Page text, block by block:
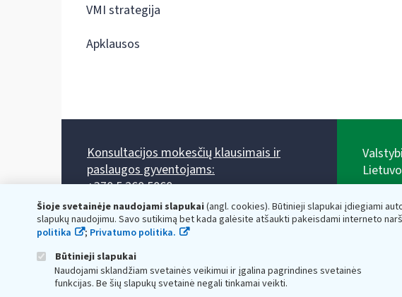
Šioje svetainėje naudojami slapukai(angl. cookies). Būtinieji slapukai įdiegiami
slapukų naudojimu. Savo sutikimą bet kada galėsite atšaukti pakeisdami interneto
politika
; Privatumo politika.
Būtinieji slapukai
Naudojami sklandžiam svetainės veikimui ir įgalina pagrindines svetainės
funkcijas. Be šių slapukų svetainė negali tinkamai veikti.
VMI strategija
Apklausos
Konsultacijos mokesčių klausimais ir
paslaugos gyventojams:
+370 5 260 5060
Darbo laikas: I-IV 8.00-17.00, V 8.00-15.45.
Prieššventinę dieną - viena valanda trumpiau.
Kiekvieno mėnesio antrą penktadienį 8.00 val. - 12.00 val.
Mano VMI
adresas:
el.paštas:
Lietuvos